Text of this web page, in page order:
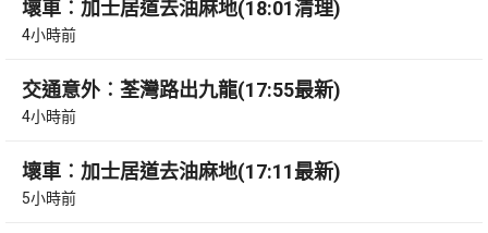
壞車︰加士居道去油麻地(18:01清理)
4小時前
交通意外︰荃灣路出九龍(17:55最新)
4小時前
壞車︰加士居道去油麻地(17:11最新)
5小時前